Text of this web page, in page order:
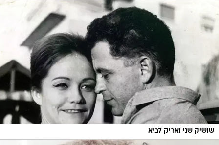
שושיק שני ואריק לביא